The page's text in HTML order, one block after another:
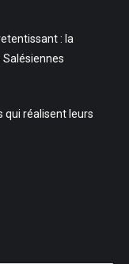
: la
qui réalisent leurs